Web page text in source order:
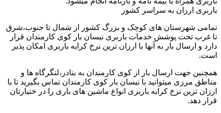
باربری ارزان به سراسر کشور
تمامی شهرستان های کوچک و بزرگ کشور از شمال تا جنوب،شرق
تا غرب تحت پوشش خدمات باربری نیسان بار کوی کارمندان قرار
دارد و ارسال بار به آنها با ارزان ترین نرخ کرایه باربری امکان پذیر
است.
همچنین جهت ارسال بار از کوی کارمندان به بنادر،لنگرگاه ها و
مناطق مرزی میتوانید با نیسان بار کوی کارمندان تماس بگیرید تا با
ارزان ترین نرخ کرایه باربری انواع ماشین های باری را در ختیارتان
قرار دهد.